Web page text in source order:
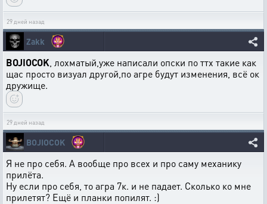
29 дней назад
Zakk
BOJIOCOK , лохматый,уже написали опски по ттх такие как
щас просто визуал другой,по агре будут изменения, всё ок
дружище.
29 дней назад
BOJIOCOK
Я не про себя. А вообще про всех и про саму механику
прилёта.
Ну если про себя, то агра 7к. и не падает. Сколько ко мне
прилетят? Ещё и планки попилят. :)